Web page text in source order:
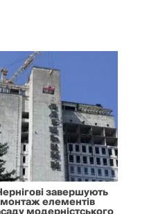
завершують
елементів